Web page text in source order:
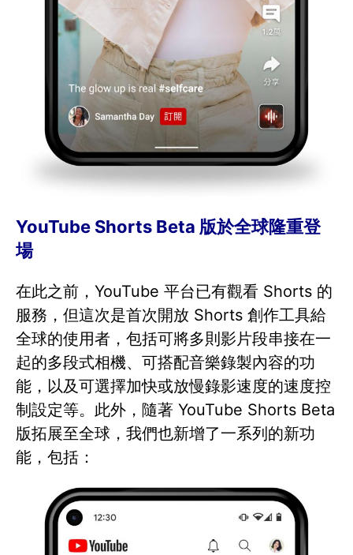
YouTube Shorts Beta 版於全球隆重登
場
在此之前，YouTube 平台已有觀看 Shorts 的
服務，但這次是首次開放 Shorts 創作工具給
全球的使用者，包括可將多則影片段串接在一
起的多段式相機、可搭配音樂錄製內容的功
能，以及可選擇加快或放慢錄影速度的速度控
制設定等。此外，隨著 YouTube Shorts Beta
版拓展至全球，我們也新增了一系列的新功
能，包括：